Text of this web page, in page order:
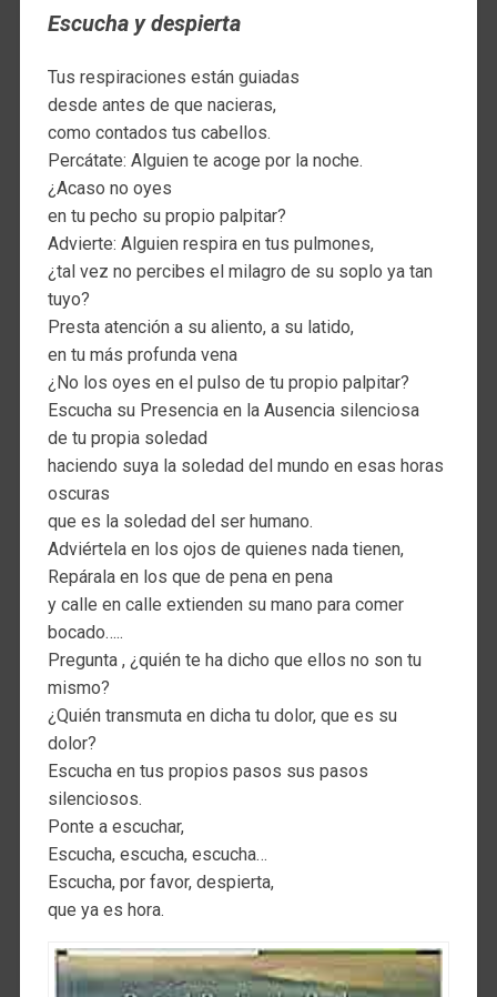
Escucha y despierta
Tus respiraciones están guiadas
desde antes de que nacieras,
como contados tus cabellos.
Percátate: Alguien te acoge por la noche.
¿Acaso no oyes
en tu pecho su propio palpitar?
Advierte: Alguien respira en tus pulmones,
¿tal vez no percibes el milagro de su soplo ya tan
tuyo?
Presta atención a su aliento, a su latido,
en tu más profunda vena
¿No los oyes en el pulso de tu propio palpitar?
Escucha su Presencia en la Ausencia silenciosa
de tu propia soledad
haciendo suya la soledad del mundo en esas horas
oscuras
que es la soledad del ser humano.
Adviértela en los ojos de quienes nada tienen,
Repárala en los que de pena en pena
y calle en calle extienden su mano para comer
bocado…..
Pregunta , ¿quién te ha dicho que ellos no son tu
mismo?
¿Quién transmuta en dicha tu dolor, que es su
dolor?
Escucha en tus propios pasos sus pasos
silenciosos.
Ponte a escuchar,
Escucha, escucha, escucha…
Escucha, por favor, despierta,
que ya es hora.